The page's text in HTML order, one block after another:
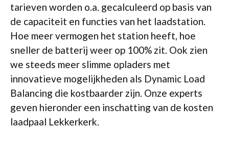
tarieven worden o.a. gecalculeerd op basis van
de capaciteit en functies van het laadstation.
Hoe meer vermogen het station heeft, hoe
sneller de batterij weer op 100% zit. Ook zien
we steeds meer slimme opladers met
innovatieve mogelijkheden als Dynamic Load
Balancing die kostbaarder zijn. Onze experts
geven hieronder een inschatting van de kosten
laadpaal Lekkerkerk.